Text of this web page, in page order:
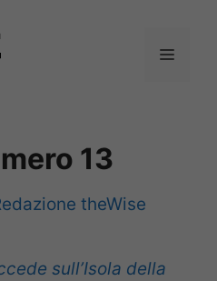
Menu
13
theWise
sull’Isola della